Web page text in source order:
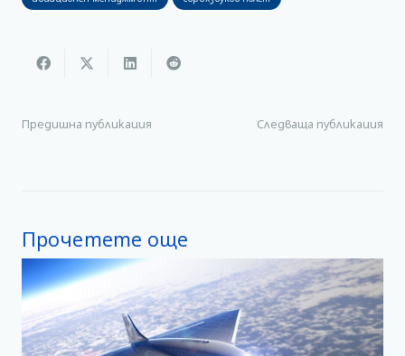
Предишна публикация Следваща публикация
Прочетете още